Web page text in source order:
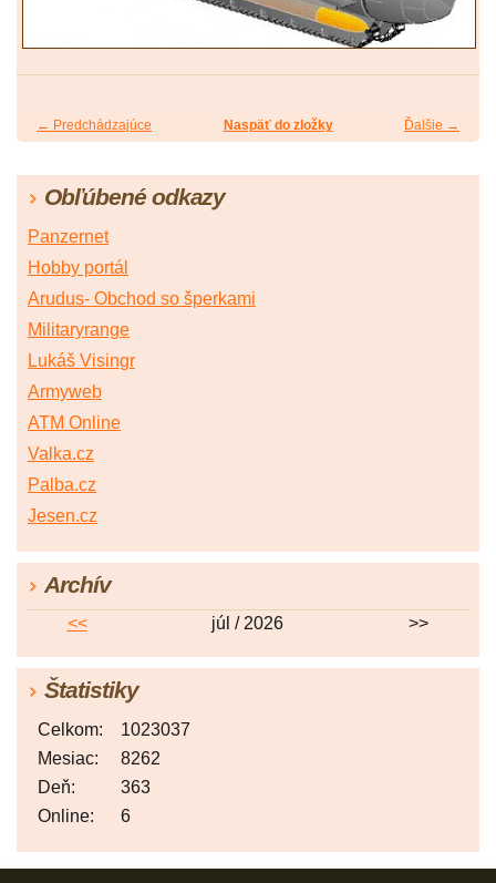
← Predchádzajúce Ďalšie →
Naspäť do zložky
Obľúbené odkazy
Panzernet
Hobby portál
Arudus- Obchod so šperkami
Militaryrange
Lukáš Visingr
Armyweb
ATM Online
Valka.cz
Palba.cz
Jesen.cz
Archív
<< júl / 2026 >>
Štatistiky
Online: 6
Celkom:
1023037
Mesiac:
8262
Deň:
363